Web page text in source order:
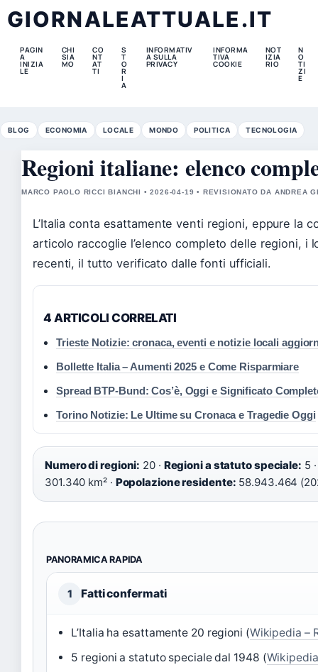
GIORNALEATTUALE.IT
PAGIN
A
INIZIA
LE
CHI
SIA
MO
CO
NT
AT
TI
S
T
O
R
I
A
INFORMATIV
A SULLA
PRIVACY
INFORMA
TIVA
COOKIE
NOT
IZIA
RIO
N
O
TI
ZI
E
BLOG ECONOMIA LOCALE MONDO POLITICA TECNOLOGIA
Regioni italiane: elenco
MARCO PAOLO RICCI BIANCHI • 2026-04-19 • REVISIONATO DA ANDREA
L’Italia conta esattamente venti regioni, eppure la
articolo raccoglie l’elenco completo delle regioni,
recenti, il tutto verificato dalle fonti ufficiali.
4 ARTICOLI CORRELATI
Trieste Notizie: cronaca, eventi e notizie locali
Bollette Italia – Aumenti 2025 e Come Risparmiare
Spread BTP-Bund: Cos’è, Oggi e Significato
Torino Notizie: Le Ultime su Cronaca e Tragedie Oggi
Numero di regioni: 20 · Regioni a statuto speciale: 5
301.340 km² · Popolazione residente: 58.943.464
PANORAMICA RAPIDA
1 Fatti confermati
L’Italia ha esattamente 20 regioni (Wikipedia –
5 regioni a statuto speciale dal 1948 (